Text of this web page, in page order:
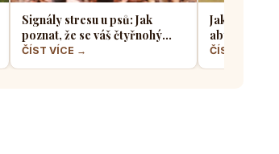
Signály stresu u psů: Jak
poznat, že se váš čtyřnohý
přítel necítí komfortně
ČÍST VÍCE →
Jak správně
aby z něj
a klidný pes
ČÍST VÍCE →